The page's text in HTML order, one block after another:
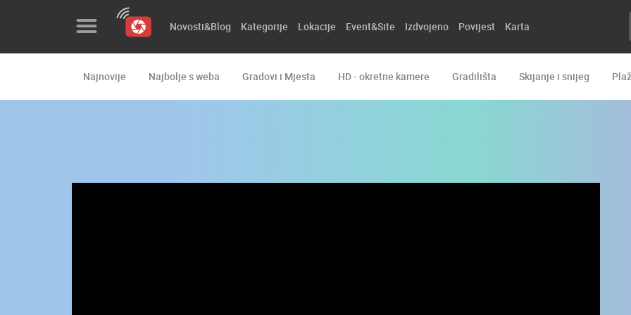
Event&Site
Novosti&Blog Kategorije Lokacije Event&Site Izdvojeno Povijest Karta
Najnovije Najbolje s weba Gradovi i Mjesta HD - okretne kamere Gradilišta Skijanje i snijeg